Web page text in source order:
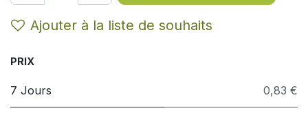
Ajouter à la liste de souhaits
PRIX
7 Jours 0,83 €